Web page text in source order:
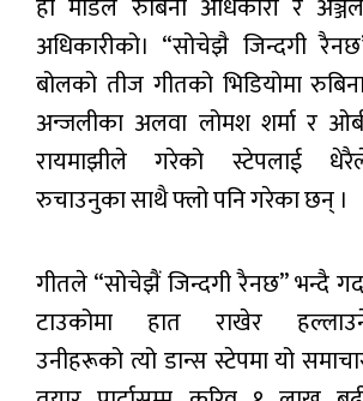
हो मोडल रुबिना अधिकारी र
अधिकारीको। “सोचेझै जिन्दगी
बोलको तीज गीतको भिडियोमा
अन्जलीका अलवा लोमश शर्मा र
रायमाझीले गरेको स्टेपलाई
रुचाउनुका साथै फ्लो पनि गरेका छन् ।
गीतले “सोचेझैं जिन्दगी रैनछ” भन्दै
टाउकोमा हात राखेर
उनीहरूको त्यो डान्स स्टेपमा यो